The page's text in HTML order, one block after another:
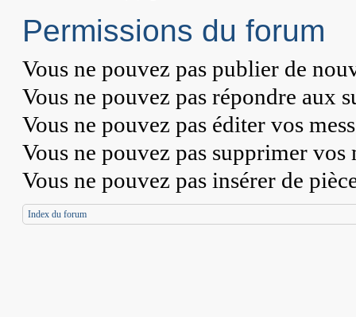
Permissions du forum
Vous ne pouvez pas publier de
Vous ne pouvez pas répondre aux
Vous ne pouvez pas éditer vos
Vous ne pouvez pas supprimer vos
Vous ne pouvez pas insérer de
Index du forum